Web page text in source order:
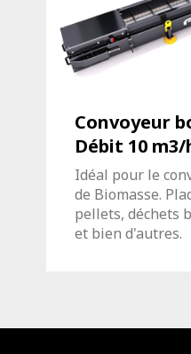
Convoyeur
Débit 10 m3/
Idéal pour le
de Biomasse.
pellets, déchets
et bien d'autres.